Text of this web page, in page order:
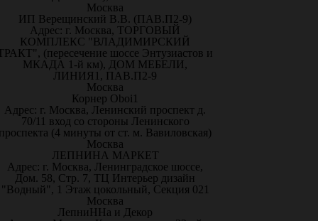
Москва
ИП Верещинский В.В. (ПАВ.П2-9)
Адрес: г. Москва, ТОРГОВЫЙ
КОМПЛЕКС "ВЛАДИМИРСКИЙ
(пересечение шоссе Энтузиастов и
МКАДА 1-й км), ДОМ МЕБЕЛИ,
ЛИНИЯ1, ПАВ.П2-9
Москва
Корнер Oboi1
Адрес: г. Москва, Ленинский проспект д.
70/11 вход со стороны Ленинского
(4 минуты от ст. м. Вавиловская)
Москва
ЛЕПНИНА МАРКЕТ
Адрес: г. Москва, Ленинградское шоссе,
Дом. 58, Стр. 7, ТЦ Интерьер дизайн
"Водный", 1 Этаж цокольный, Секция 021
Москва
ЛепниННа и Декор